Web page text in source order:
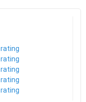
rating
rating
rating
rating
rating